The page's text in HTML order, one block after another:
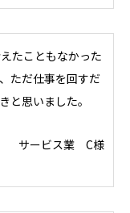
たこともなかった
ただ仕事を回すだ
と思いました。
サービス業 C様